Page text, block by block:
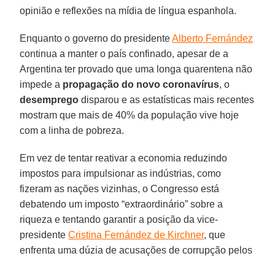
opinião e reflexões na mídia de língua espanhola.
Enquanto o governo do presidenteAlberto Fernández
continua a manter o país confinado, apesar de a
Argentina ter provado que uma longa quarentena não
impede a propagação do novo coronavírus, o
desemprego disparou e as estatísticas mais recentes
mostram que mais de 40% da população vive hoje
com a linha de pobreza.
Em vez de tentar reativar a economia reduzindo
impostos para impulsionar as indústrias, como
fizeram as nações vizinhas, o Congresso está
debatendo um imposto “extraordinário” sobre a
riqueza e tentando garantir a posição da vice-
presidenteCristina Fernández de Kirchner, que
enfrenta uma dúzia de acusações de corrupção pelos